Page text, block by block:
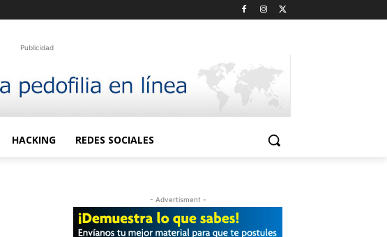
Publicidad
HACKING REDES SOCIALES
- Advertisment -